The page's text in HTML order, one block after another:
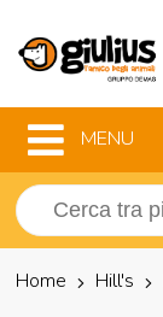
MENU
Home Hill's